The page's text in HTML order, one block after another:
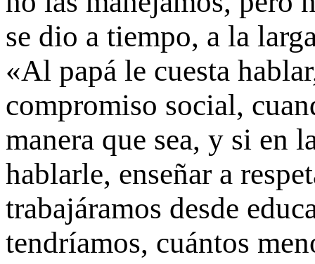
se dio a tiempo, a la
«Al papá le cuesta
compromiso social,
manera que sea, y si en
hablarle, enseñar a
trabajáramos desde
tendríamos, cuántos